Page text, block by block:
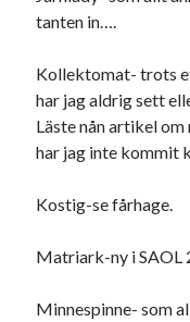
tanten in….
Kollektomat- trots
har jag aldrig sett
Läste nån artikel om
har jag inte kommit
Kostig-se fårhage.
Matriark-ny i SAOL
Minnespinne- som